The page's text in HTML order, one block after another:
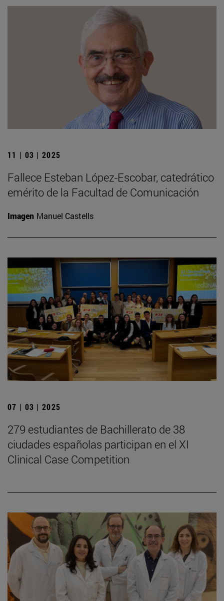
11 | 03 | 2025
Fallece Esteban López-Escobar, catedrático
emérito de la Facultad de Comunicación
Imagen Manuel Castells
07 | 03 | 2025
279 estudiantes de Bachillerato de 38
ciudades españolas participan en el XI
Clinical Case Competition